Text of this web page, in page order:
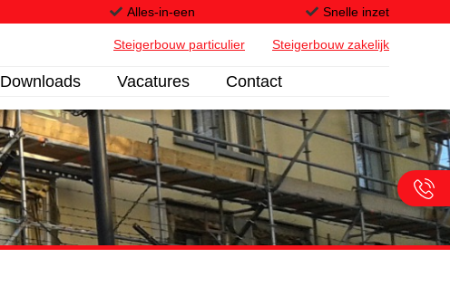
Alles-in-een Snelle inzet
Steigerbouw particulier Steigerbouw zakelijk
Downloads Vacatures Contact